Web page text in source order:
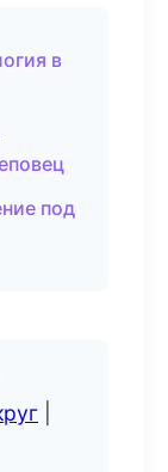
в
под